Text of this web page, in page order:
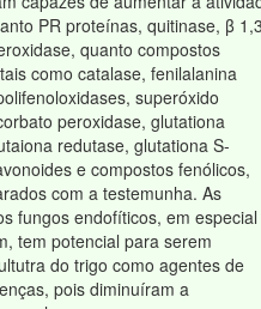
PR proteínas, quitinase, β
quanto compostos
como catalase, fenilalanina
superóxido
peroxidase, glutationa
redutase, glutationa S-
e compostos fenólicos,
com a testemunha. As
fungos endofíticos, em
tem potencial para serem
do trigo como agentes de
pois diminuíram a